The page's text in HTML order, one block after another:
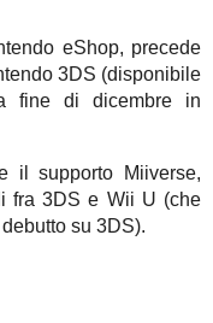
eShop, precede
3DS (disponibile
fine di dicembre in
il supporto Miiverse,
fra 3DS e Wii U (che
su 3DS).